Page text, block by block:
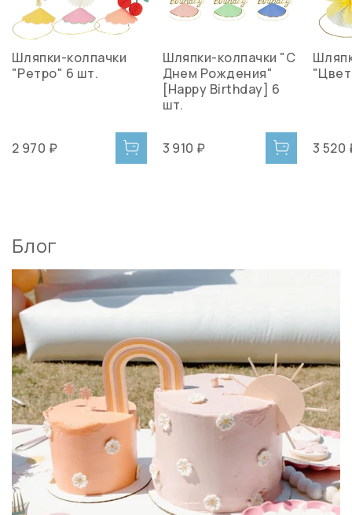
Шляпки-колпачки
"Ретро" 6 шт.
2 970 ₽
Шляпки-колпачки "С
Днем Рождения"
[Happy Birthday] 6
шт.
3 910 ₽ 3 520
Блог